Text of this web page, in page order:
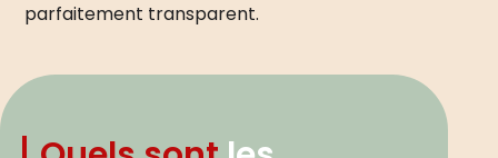
parfaitement transparent.